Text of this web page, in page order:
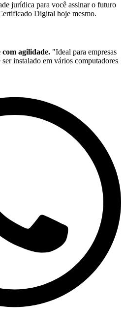
jurídica para você assinar o futuro
Digital hoje mesmo.
com agilidade. "Ideal para empresas
instalado em vários computadores